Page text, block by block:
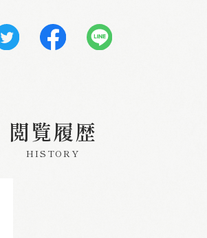
閲覧履歴
HISTORY